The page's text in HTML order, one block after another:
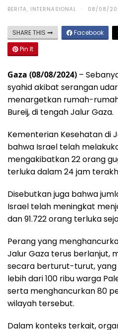
BERITA, INTERNASIONAL · 08/08/
SHARE THIS Facebook
Pin It
Gaza (08/08/2024) –
syahid akibat serangan
menargetkan rumah-
Bureij, di tengah Jalur Gaza.
Kementerian Kesehatan di
bahwa Israel telah
mengakibatkan 22 orang
terluka dalam 24 jam
Disebutkan juga bahwa
Israel telah meningkat
dan 91.722 orang terluka
Perang yang
Jalur Gaza terus berlanjut,
secara berturut-turut,
lebih dari 100 ribu warga
serta menghancurkan 80
wilayah tersebut.
Dalam konteks terkait,